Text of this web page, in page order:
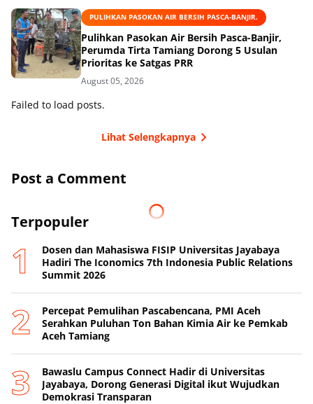
PULIHKAN PASOKAN AIR BERSIH PASCA-BANJIR.
Pulihkan Pasokan Air Bersih Pasca-Banjir,
Perumda Tirta Tamiang Dorong 5 Usulan
Prioritas ke Satgas PRR
August 05, 2026
Failed to load posts.
Lihat Selengkapnya
Post a Comment
Terpopuler
Dosen dan Mahasiswa FISIP Universitas Jayabaya
Hadiri The Iconomics 7th Indonesia Public Relations
Summit 2026
Percepat Pemulihan Pascabencana, PMI Aceh
Serahkan Puluhan Ton Bahan Kimia Air ke Pemkab
Aceh Tamiang
Bawaslu Campus Connect Hadir di Universitas
Jayabaya, Dorong Generasi Digital ikut Wujudkan
Demokrasi Transparan